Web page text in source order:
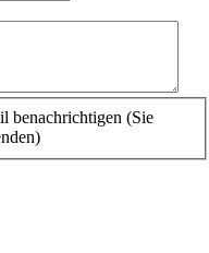
benachrichtigen (Sie